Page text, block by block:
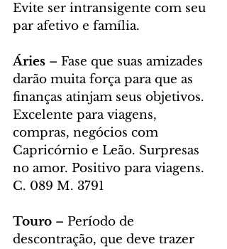
Evite ser intransigente com seu
par afetivo e família.
Áries – Fase que suas amizades
darão muita força para que as
finanças atinjam seus objetivos.
Excelente para viagens,
compras, negócios com
Capricórnio e Leão. Surpresas
no amor. Positivo para viagens.
C. 089 M. 3791
Touro – Período de
descontração, que deve trazer